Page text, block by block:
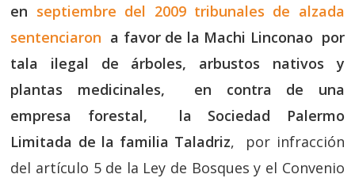
en septiembre del 2009 tribunales de alzada
sentenciaron a favor de la Machi Linconao por
tala ilegal de árboles, arbustos nativos y
plantas medicinales, en contra de una
empresa forestal, la Sociedad Palermo
Limitada de la familia Taladriz, por infracción
del artículo 5 de la Ley de Bosques y el Convenio